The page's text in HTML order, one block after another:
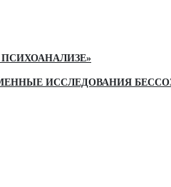
В ПСИХОАНАЛИЗЕ»
ИССЛЕДОВАНИЯ